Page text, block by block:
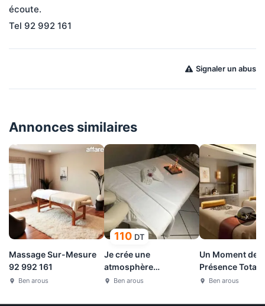
écoute.
Tel 92 992 161
Signaler un abus
Annonces similaires
Massage Sur-Mesure
92 992 161
Ben arous
110 DT
Je crée une
atmosphère
confortable combinée
Ben arous
Un Moment de
Présence
161Ben arous
›